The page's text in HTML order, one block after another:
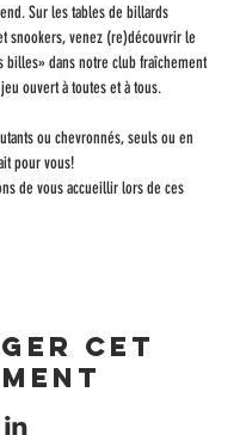
Sur les tables de billards
snookers, venez (re)découvrir le
billes» dans notre club fraîchement
ouvert à toutes et à tous.
ou chevronnés, seuls ou en
pour vous!
de vous accueillir lors de ces
cet